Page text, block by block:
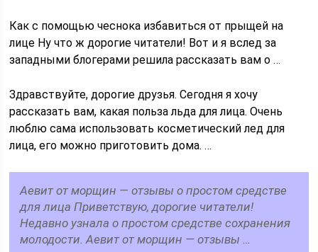
Как с помощью чеснока избавиться от прыщей на
лице Ну что ж дорогие читатели! Вот и я вслед за
западными блогерами решила рассказать вам о …
Здравствуйте, дорогие друзья. Сегодня я хочу
рассказать вам, какая польза льда для лица. Очень
люблю сама использовать косметический лед для
лица, его можно приготовить дома. …
Аевит от морщин — отзывы о простом средстве
для лица Приветствую, дорогие читатели!
Недавно узнала о простом средстве сохранения
молодости. Аевит от морщин — отзывы …